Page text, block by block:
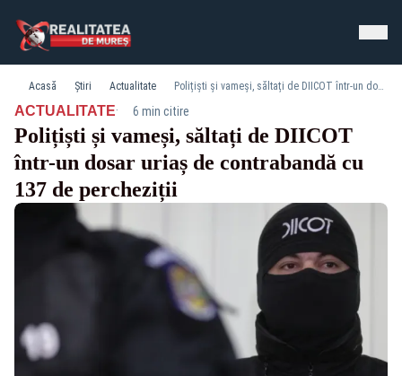
Acasă Știri Actualitate Polițiști și vameși, săltați de DIICOT într-un dosar uriaș de contrabandă cu 137 de percheziții
ACTUALITATE· 6 min citire
Polițiști și vameși, săltați de DIICOT
într-un dosar uriaș de contrabandă cu
137 de percheziții